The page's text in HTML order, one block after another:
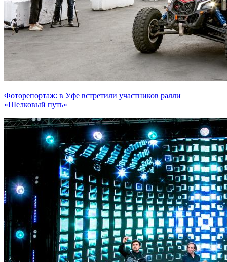
Фоторепортаж: в Уфе встретили участников ралли
«Шелковый путь»